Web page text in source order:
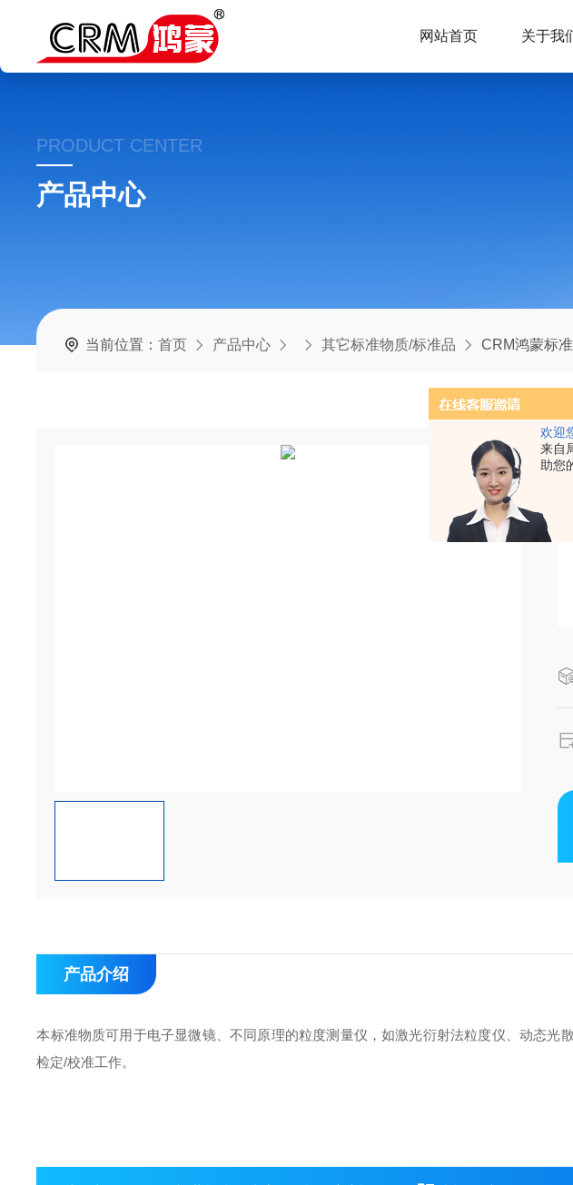
欢迎
来自
助您
网站首页 关于我
PRODUCT CENTER
产品中心
当前位置：首页 产品中心 其它标准物质/标准品 CRM鸿蒙标准物质/
产品介绍
本标准物质可用于电子显微镜、不同原理的粒度测量仪，如激光衍射法粒度仪、动态光
检定/校准工作。